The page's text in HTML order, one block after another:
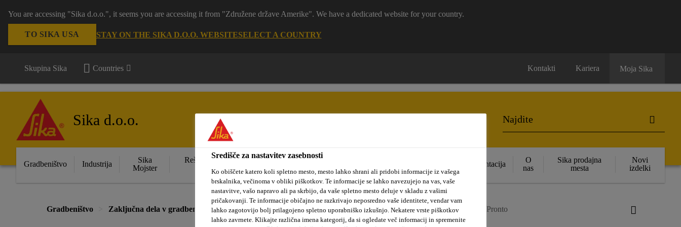
You are accessing "Sika d.o.o.", it seems you are accessing it from "Združene države Amerike". We have a dedicated website for your country.
TO SIKA USA STAY ON THE SIKA D.O.O. WEBSITESELECT A COUNTRY
Skupina Sika Countries Kontakti Kariera Moja Sika
Sika d.o.o.
Gradbeništvo Industrija
Sika
Mojster
Rešitve za stanovanjske
objekte
Sika hidroizolacijske
rešitve
arhitekte
Dokumentacija
O
nas
Sika prodajna
mesta
Novi
izdelki
Gradbeništvo Zaključna dela v gradbeništvu Talne obloge Tlaki za industrijo Sikafloor Pronto Sikafloor®-32 Pronto
Središče za nastavitev zasebnosti
Ko obiščete katero koli spletno mesto, mesto lahko shrani ali pridobi informacije iz vašega
brskalnika, večinoma v obliki piškotkov. Te informacije se lahko navezujejo na vas, vaše
nastavitve, vašo napravo ali pa skrbijo, da vaše spletno mesto deluje v skladu z vašimi
pričakovanji. Te informacije običajno ne razkrivajo neposredno vaše identitete, vendar vam
lahko zagotovijo bolj prilagojeno spletno uporabniško izkušnjo. Nekatere vrste piškotkov
lahko zavrnete. Klikajte različna imena kategorij, da si ogledate več informacij in spremenite